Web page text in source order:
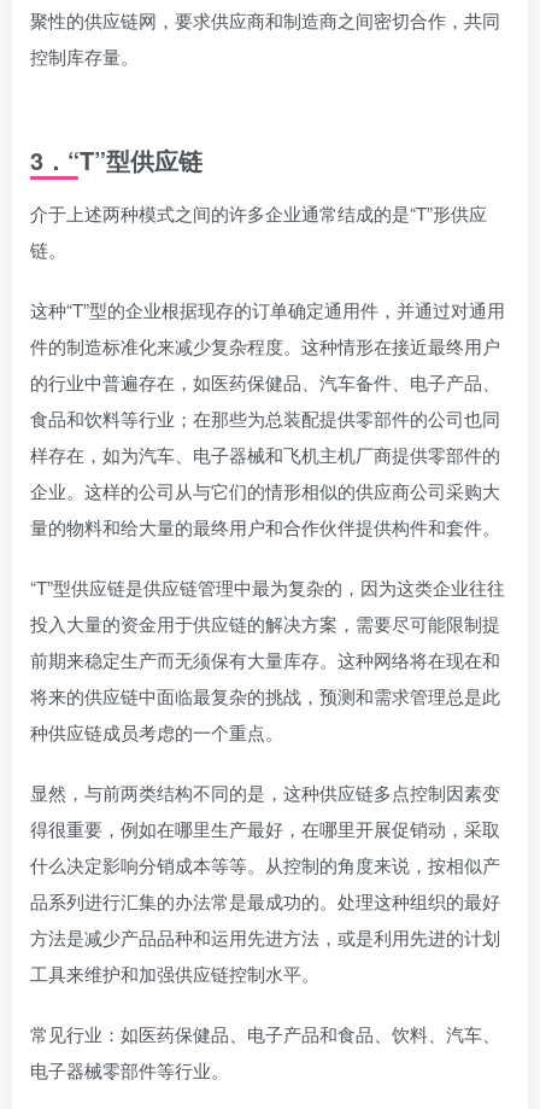
聚性的供应链网，要求供应商和制造商之间密切合作，共同
控制库存量。
3．“T”型供应链
介于上述两种模式之间的许多企业通常结成的是“T”形供应
链。
这种“T”型的企业根据现存的订单确定通用件，并通过对通用
件的制造标准化来减少复杂程度。这种情形在接近最终用户
的行业中普遍存在，如医药保健品、汽车备件、电子产品、
食品和饮料等行业；在那些为总装配提供零部件的公司也同
样存在，如为汽车、电子器械和飞机主机厂商提供零部件的
企业。这样的公司从与它们的情形相似的供应商公司采购大
量的物料和给大量的最终用户和合作伙伴提供构件和套件。
“T”型供应链是供应链管理中最为复杂的，因为这类企业往往
投入大量的资金用于供应链的解决方案，需要尽可能限制提
前期来稳定生产而无须保有大量库存。这种网络将在现在和
将来的供应链中面临最复杂的挑战，预测和需求管理总是此
种供应链成员考虑的一个重点。
显然，与前两类结构不同的是，这种供应链多点控制因素变
得很重要，例如在哪里生产最好，在哪里开展促销动，采取
什么决定影响分销成本等等。从控制的角度来说，按相似产
品系列进行汇集的办法常是最成功的。处理这种组织的最好
方法是减少产品品种和运用先进方法，或是利用先进的计划
工具来维护和加强供应链控制水平。
常见行业：如医药保健品、电子产品和食品、饮料、汽车、
电子器械零部件等行业。